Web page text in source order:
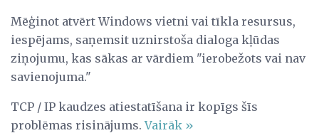
Mēģinot atvērt Windows vietni vai tīkla resursus,
iespējams, saņemsit uznirstoša dialoga kļūdas
ziņojumu, kas sākas ar vārdiem "ierobežots vai nav
savienojuma."
TCP / IP kaudzes atiestatīšana ir kopīgs šīs
problēmas risinājums.Vairāk »